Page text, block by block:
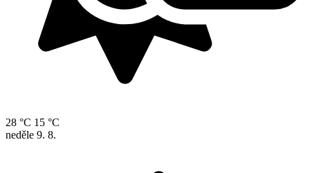
28 °C 15 °C
neděle 9. 8.